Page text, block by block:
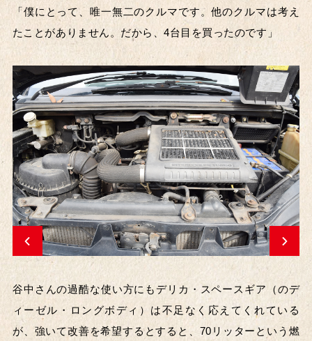
「僕にとって、唯一無二のクルマです。他のクルマは考え
たことがありません。だから、4台目を買ったのです」
谷中さんの過酷な使い方にもデリカ・スペースギア（のデ
ィーゼル・ロングボディ）は不足なく応えてくれている
が、強いて改善を希望するとすると、70リッターという燃